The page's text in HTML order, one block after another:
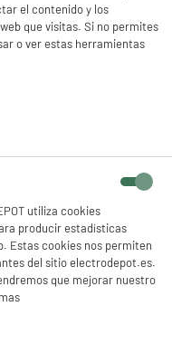
usos y de la dureza del
más.
bicarbonato de sodio.
el contenido y los
que visitas. Si no permites
o ver estas herramientas
utiliza cookies
producir estadísticas
Estas cookies nos permiten
del sitio electrodepot.es.
que mejorar nuestro